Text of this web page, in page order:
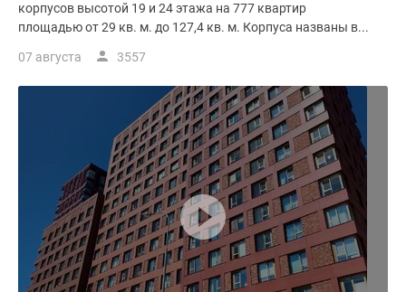
корпусов высотой 19 и 24 этажа на 777 квартир
площадью от 29 кв. м. до 127,4 кв. м. Корпуса названы в...
07 августа 3557